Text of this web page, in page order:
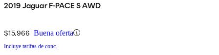
2019 Jaguar F-PACE S AWD
$15,966 Buena oferta
Incluye tarifas de conc.